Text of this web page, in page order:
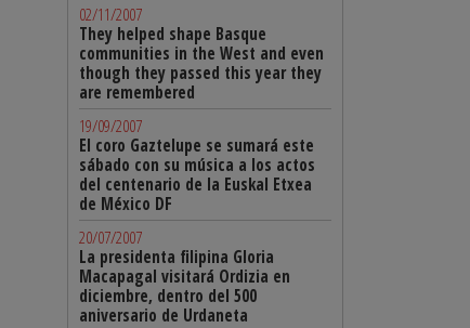
02/11/2007
They helped shape Basque
communities in the West and even
though they passed this year they
are remembered
19/09/2007
El coro Gaztelupe se sumará este
sábado con su música a los actos
del centenario de la Euskal Etxea
de México DF
20/07/2007
La presidenta filipina Gloria
Macapagal visitará Ordizia en
diciembre, dentro del 500
aniversario de Urdaneta